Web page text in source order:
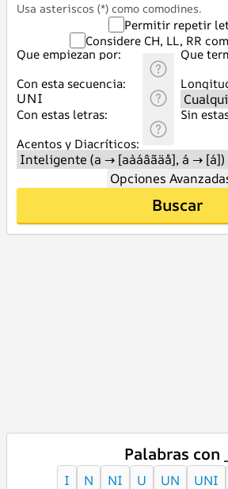
Usa asteriscos (*) como comodines.
Permitir repetir
Considere CH, LL, RR
Que empiezan por:
Que
Con esta secuencia:
Con estas letras:
Sin
Acentos y Diacríticos:
Opciones
Buscar
Palabras con _
I N NI U UN UNI